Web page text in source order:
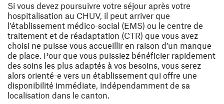
Si vous devez poursuivre votre séjour après votre
hospitalisation au CHUV, il peut arriver que
l’établissement médico-social (EMS) ou le centre de
traitement et de réadaptation (CTR) que vous avez
choisi ne puisse vous accueillir en raison d’un manque
de place. Pour que vous puissiez bénéficier rapidement
des soins les plus adaptés à vos besoins, vous serez
alors orienté-e vers un établissement qui offre une
disponibilité immédiate, indépendamment de sa
localisation dans le canton.